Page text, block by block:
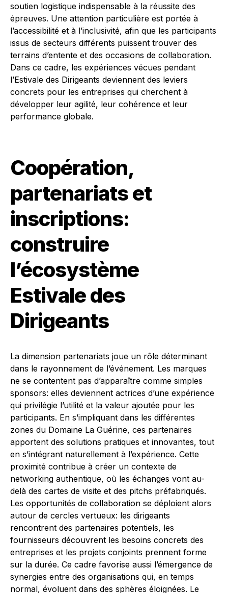
soutien logistique indispensable à la réussite des
épreuves. Une attention particulière est portée à
l’accessibilité et à l’inclusivité, afin que les participants
issus de secteurs différents puissent trouver des
terrains d’entente et des occasions de collaboration.
Dans ce cadre, les expériences vécues pendant
l’Estivale des Dirigeants deviennent des leviers
concrets pour les entreprises qui cherchent à
développer leur agilité, leur cohérence et leur
performance globale.
Coopération,
partenariats et
inscriptions:
construire
l’écosystème
Estivale des
Dirigeants
La dimension partenariats joue un rôle déterminant
dans le rayonnement de l’événement. Les marques
ne se contentent pas d’apparaître comme simples
sponsors: elles deviennent actrices d’une expérience
qui privilégie l’utilité et la valeur ajoutée pour les
participants. En s’impliquant dans les différentes
zones du Domaine La Guérine, ces partenaires
apportent des solutions pratiques et innovantes, tout
en s’intégrant naturellement à l’expérience. Cette
proximité contribue à créer un contexte de
networking authentique, où les échanges vont au-
delà des cartes de visite et des pitchs préfabriqués.
Les opportunités de collaboration se déploient alors
autour de cercles vertueux: les dirigeants
rencontrent des partenaires potentiels, les
fournisseurs découvrent les besoins concrets des
entreprises et les projets conjoints prennent forme
sur la durée. Ce cadre favorise aussi l’émergence de
synergies entre des organisations qui, en temps
normal, évoluent dans des sphères éloignées. Le